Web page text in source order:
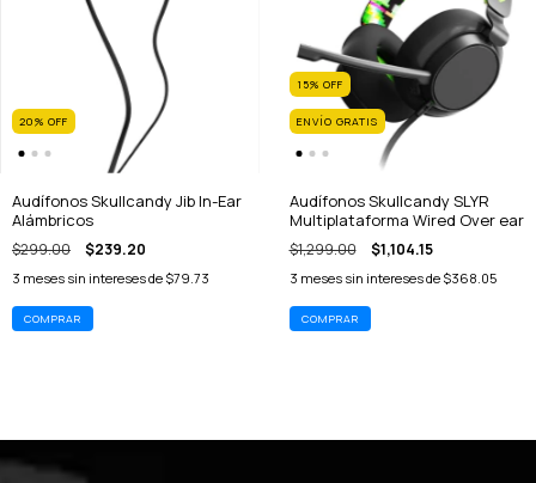
20% OFF
Audífonos Skullcandy Jib In-Ear
Alámbricos
$299.00 $239.20
3 meses sin intereses de $79.73
15% OFF
ENVÍO GRATIS
Audífonos Skullcandy SLYR
Multiplataforma Wired Over ear
$1,299.00 $1,104.15
3 meses sin intereses de $368.05